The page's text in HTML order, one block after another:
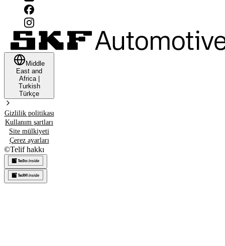
Middle
East and
Africa|
Turkish
Türkçe
Gizlilik politikası
Kullanım şartları
Site mülkiyeti
Çerez ayarları
©Telif hakkı